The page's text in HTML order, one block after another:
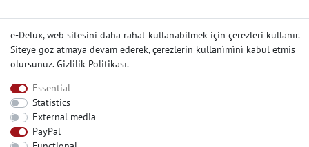
e-Delux, web sitesini daha rahat kullanabilmek için çerezleri kullanır.
Siteye göz atmaya devam ederek, çerezlerin kullanìmìnì kabul etmis
olursunuz.Gizlilik Politikası.
Essential
Statistics
External media
PayPal